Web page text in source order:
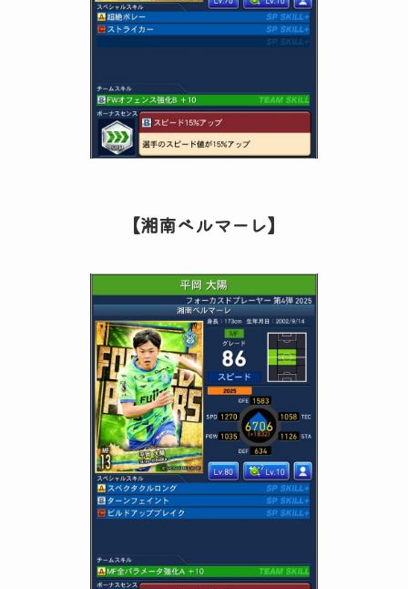
【湘南ベルマーレ】